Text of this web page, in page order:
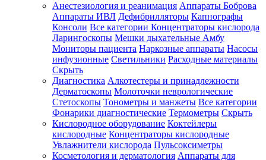
Анестезиология и реанимация Аппараты Боброва
Аппараты ИВЛ Дефибрилляторы Капнографы
Консоли Все категории Концентраторы кислорода
Ларингоскопы Мешки дыхательные Амбу
Мониторы пациента Наркозные аппараты Насосы
инфузионные Светильники Расходные материалы
Скрыть
Диагностика Алкотестеры и принадлежности
Дерматоскопы Молоточки неврологические
Стетоскопы Тонометры и манжеты Все категории
Фонарики диагностические Термометры Скрыть
Кислородное оборудование Коктейлеры
кислородные Концентраторы кислородные
Увлажнители кислорода Пульсоксиметры
Косметология и дерматология Аппараты для